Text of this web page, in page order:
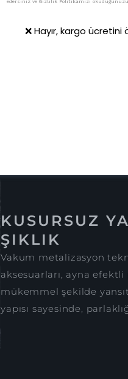
KUSURSUZ
ŞIKLIK
Vakum metalizasyon
aksesuarları, ayna efektli
mükemmel şekilde
yapısı sayesinde,
edersiniz ve Gizlilik Politikamızı
❌ Hayır, kargo